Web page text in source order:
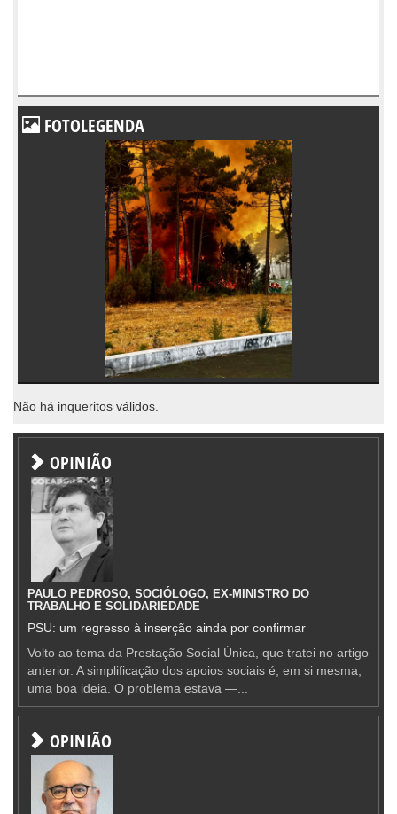
FOTOLEGENDA
Não há inqueritos válidos.
OPINIÃO
PAULO PEDROSO, SOCIÓLOGO, EX-MINISTRO DO
TRABALHO E SOLIDARIEDADE
PSU: um regresso à inserção ainda por confirmar
Volto ao tema da Prestação Social Única, que tratei no artigo
anterior. A simplificação dos apoios sociais é, em si mesma,
uma boa ideia. O problema estava —...
OPINIÃO